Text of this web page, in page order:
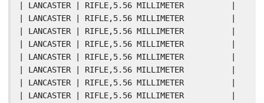
| LANCASTER | RIFLE,5.56 MILLIMETER          |
| LANCASTER | RIFLE,5.56 MILLIMETER          |
| LANCASTER | RIFLE,5.56 MILLIMETER          |
| LANCASTER | RIFLE,5.56 MILLIMETER          |
| LANCASTER | RIFLE,5.56 MILLIMETER          |
| LANCASTER | RIFLE,5.56 MILLIMETER          |
| LANCASTER | RIFLE,5.56 MILLIMETER          |
| LANCASTER | RIFLE,5.56 MILLIMETER          |